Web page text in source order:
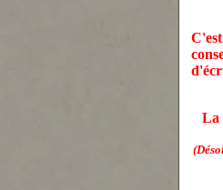
La